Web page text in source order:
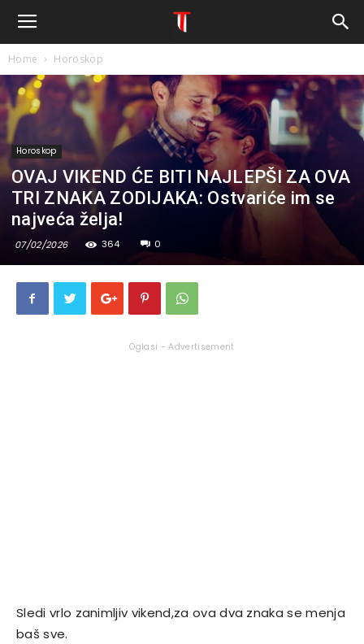
Home Horoskop
Horoskop
OVAJ VIKEND ĆE BITI NAJLEPŠI ZA OVA
TRI ZNAKA ZODIJAKA: Ostvariće im se
najveća želja!
07/02/2026 364 0
Oglasi - Advertisement
Sledi vrlo zanimljiv vikend,za ova dva znaka se menja
baš sve.